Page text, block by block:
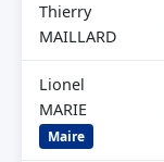
Thierry
MAILLARD
Lionel
MARIE
Maire